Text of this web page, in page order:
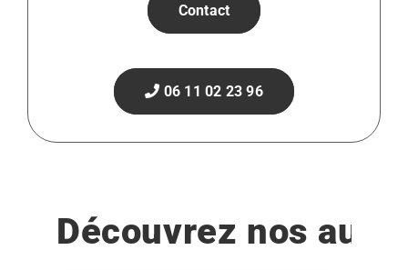
Contact
06 11 02 23 96
Découvrez nos